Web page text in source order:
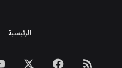
الرئيسية
ملخصفيسبوك